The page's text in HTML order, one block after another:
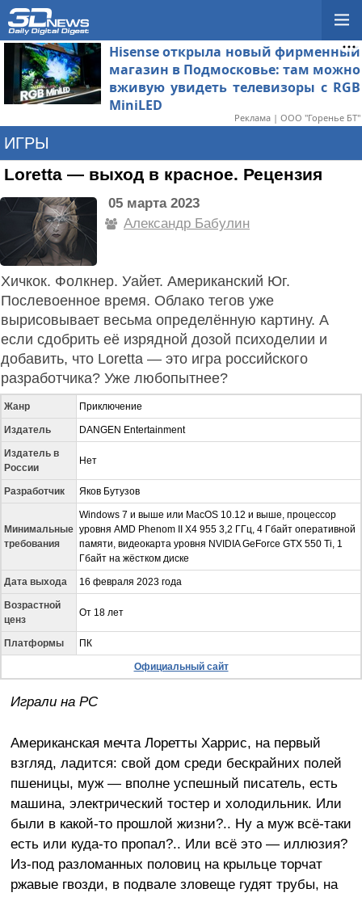
Hisense открыла новый фирменный
магазин в Подмосковье: там можно
вживую увидеть телевизоры с RGB
MiniLED
Реклама | ООО "Горенье БТ"
ИГРЫ
Loretta — выход в красное. Рецензия
05 марта 2023
Александр Бабулин
Хичкок. Фолкнер. Уайет. Американский Юг.
Послевоенное время. Облако тегов уже
вырисовывает весьма определённую картину. А
если сдобрить её изрядной дозой психоделии и
добавить, что Loretta — это игра российского
разработчика? Уже любопытнее?
Жанр Приключение
Издатель DANGEN Entertainment
Издатель в
России
Нет
Разработчик Яков Бутузов
Минимальные
требования
Windows 7 и выше или MacOS 10.12 и выше, процессор
уровня AMD Phenom II X4 955 3,2 ГГц, 4 Гбайт оперативной
памяти, видеокарта уровня NVIDIA GeForce GTX 550 Ti, 1
Гбайт на жёстком диске
Дата выхода 16 февраля 2023 года
Возрастной
ценз
От 18 лет
Платформы ПК
Официальный сайт
Играли на PC
Американская мечта Лоретты Харрис, на первый
взгляд, ладится: свой дом среди бескрайних полей
пшеницы, муж — вполне успешный писатель, есть
машина, электрический тостер и холодильник. Или
были в какой-то прошлой жизни?.. Ну а муж всё-таки
есть или куда-то пропал?.. Или всё это — иллюзия?
Из-под разломанных половиц на крыльце торчат
ржавые гвозди, в подвале зловеще гудят трубы, на